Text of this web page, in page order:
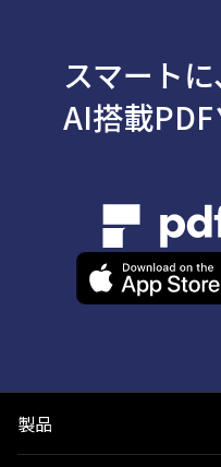
スマートに
AI搭載
製品